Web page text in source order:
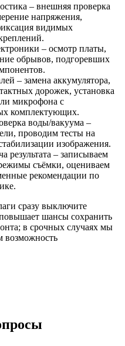
– внешняя проверка
напряжения,
видимых
– осмотр платы,
обрывов, подгоревших
– замена аккумулятора,
дорожек, установка
микрофона с
комплектующих.
воды/вакуума –
проводим тесты на
изображения.
– записываем
съёмки, оцениваем
рекомендации по
сразу выключите
шансы сохранить
в срочных случаях мы
возможность